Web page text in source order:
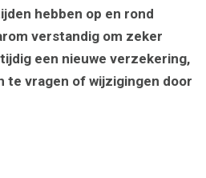
hebben op en rond
verstandig om zeker
een nieuwe verzekering,
te vragen of wijzigingen door